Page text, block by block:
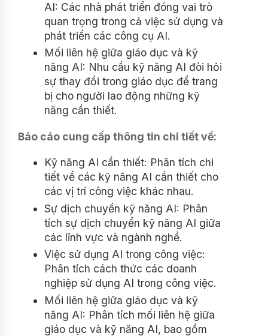
AI: Các nhà phát triển đóng vai trò
quan trọng trong cả việc sử dụng và
phát triển các công cụ AI.
Mối liên hệ giữa giáo dục và kỹ
năng AI: Nhu cầu kỹ năng AI đòi hỏi
sự thay đổi trong giáo dục để trang
bị cho người lao động những kỹ
năng cần thiết.
Báo cáo cung cấp thông tin chi tiết về:
Kỹ năng AI cần thiết: Phân tích chi
tiết về các kỹ năng AI cần thiết cho
các vị trí công việc khác nhau.
Sự dịch chuyển kỹ năng AI: Phân
tích sự dịch chuyển kỹ năng AI giữa
các lĩnh vực và ngành nghề.
Việc sử dụng AI trong công việc:
Phân tích cách thức các doanh
nghiệp sử dụng AI trong công việc.
Mối liên hệ giữa giáo dục và kỹ
năng AI: Phân tích mối liên hệ giữa
giáo dục và kỹ năng AI, bao gồm